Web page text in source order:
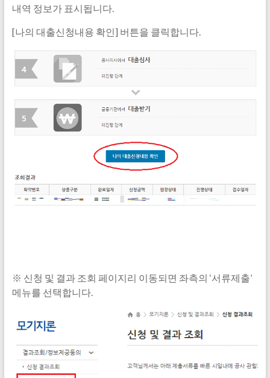
내역 정보가 표시됩니다.
[나의 대출신청내용 확인] 버튼을 클릭합니다.
※ 신청 및 결과 조회 페이지리 이동되면 좌측의 ‘서류제출’
메뉴를 선택합니다.